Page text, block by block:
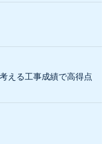
える工事成績で高得点